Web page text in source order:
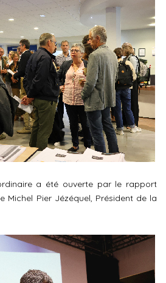
a été ouverte par le rapport
Michel Pier Jézéquel, Président de la